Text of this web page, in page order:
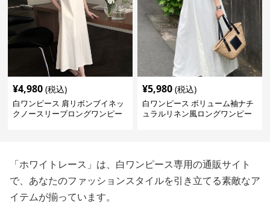
¥4,980 (税込)
白ワンピース 肩リボンブイネッ
クノースリーブロングワンピー
¥5,980 (税込)
白ワンピース ボリューム袖ナチ
ュラルリネン風ロングワンピー
「ホワイトレース」は、白ワンピース専用の通販サイト
で、あなたのファッションスタイルを引き立てる素敵なア
イテムが揃っています。